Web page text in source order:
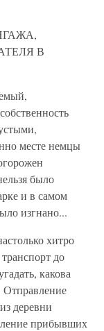
В
месте немцы
было
и в самом
изгнано...
хитро
до
какова
деревни
прибывших